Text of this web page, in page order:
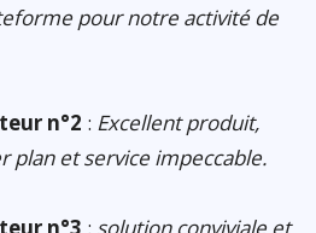
pour notre activité de
n°2 : Excellent produit,
plan et service impeccable.